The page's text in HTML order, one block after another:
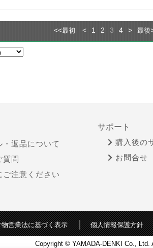
<<最初 < 1 2 3 4 > 最後
・返品について
質問
ご注意ください
サポート
購入後の
お問合せ
物営業法に基づく表示 個人情報保護方針
Copyright © YAMADA-DENKI Co., Ltd.